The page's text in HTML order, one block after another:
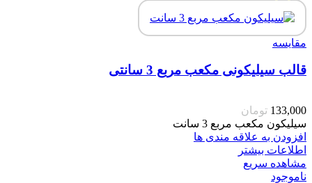
مقایسه
قالب سیلیکونی مکعب مربع 3 سانتی
133,000 تومان
سیلیکون مکعب مربع 3 سانت
افزودن به علاقه مندی ها
اطلاعات بیشتر
مشاهده سریع
ناموجود